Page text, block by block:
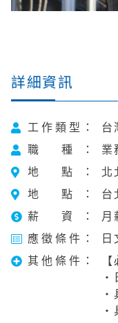
詳細資訊
工作類型
台
職 種
業
地 點
北
地 點
台
薪 資
月
應徵條件
日
其他條件
・